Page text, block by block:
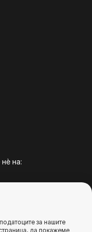
на:
за нашите
да покажеме